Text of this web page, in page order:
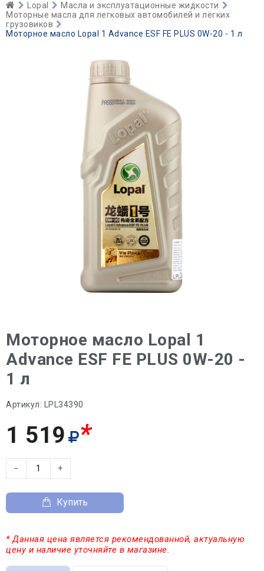
Lopal
Масла и эксплуатационные жидкости
Моторные масла для легковых автомобилей и лёгких
грузовиков
Моторное масло Lopal 1 Advance ESF FE PLUS 0W-20 - 1 л
Моторное масло Lopal 1
Advance ESF FE PLUS 0W-20 -
1 л
Артикул: LPL34390
1 519 *
− +
Купить
* Данная цена является рекомендованной, актуальную
цену и наличие уточняйте в магазине.